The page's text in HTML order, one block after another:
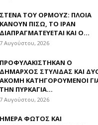
ΣΤΕΝΆ ΤΟΥ ΟΡΜΟΎΖ: ΠΛΟΊΑ
ΚΆΝΟΥΝ ΠΊΣΩ, ΤΟ ΙΡΆΝ
ΔΙΑΠΡΑΓΜΑΤΕΎΕΤΑΙ ΚΑΙ Ο...
7 Αυγούστου, 2026
ΠΡΟΦΥΛΑΚΊΣΤΗΚΑΝ Ο
ΔΉΜΑΡΧΟΣ ΣΤΥΛΊΔΑΣ ΚΑΙ
ΑΚΌΜΗ ΚΑΤΗΓΟΡΟΎΜΕΝΟΙ
ΤΗΝ ΠΥΡΚΑΓΙΆ...
7 Αυγούστου, 2026
ΗΜΈΡΑ ΦΩΤΌΣ ΚΑΙ